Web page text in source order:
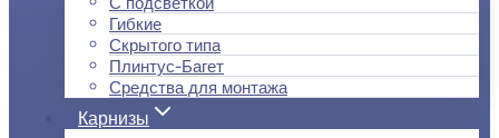
Гибкие
Скрытого типа
Плинтус-Багет
Средства для монтажа
Карнизы